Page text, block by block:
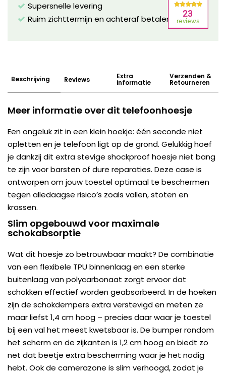
Supersnelle levering
Ruim zichttermijn en achteraf betalen mogelijk!
Beschrijving Reviews Extra
informatie
Verzenden &
Retourneren
Meer informatie over dit telefoonhoesje
Een ongeluk zit in een klein hoekje: één seconde niet
opletten en je telefoon ligt op de grond. Gelukkig hoef
je dankzij dit extra stevige shockproof hoesje niet bang
te zijn voor barsten of dure reparaties. Deze case is
ontworpen om jouw toestel optimaal te beschermen
tegen alledaagse risico’s zoals vallen, stoten en
krassen.
Slim opgebouwd voor maximale
schokabsorptie
Wat dit hoesje zo betrouwbaar maakt? De combinatie
van een flexibele TPU binnenlaag en een sterke
buitenlaag van polycarbonaat zorgt ervoor dat
schokken effectief worden geabsorbeerd. In de hoeken
zijn de schokdempers extra verstevigd en meten ze
maar liefst 1,4 cm hoog – precies daar waar je toestel
bij een val het meest kwetsbaar is. De bumper rondom
het scherm en de zijkanten is 1,2 cm hoog en biedt zo
net dat beetje extra bescherming waar je het nodig
hebt. Ook de camerazone is slim verhoogd, zodat je